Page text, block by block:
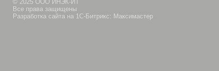
© 2025 ООО ИНЭК-ИТ
Все права защищены
Разработка сайта на 1С-Битрикс: Максимастер